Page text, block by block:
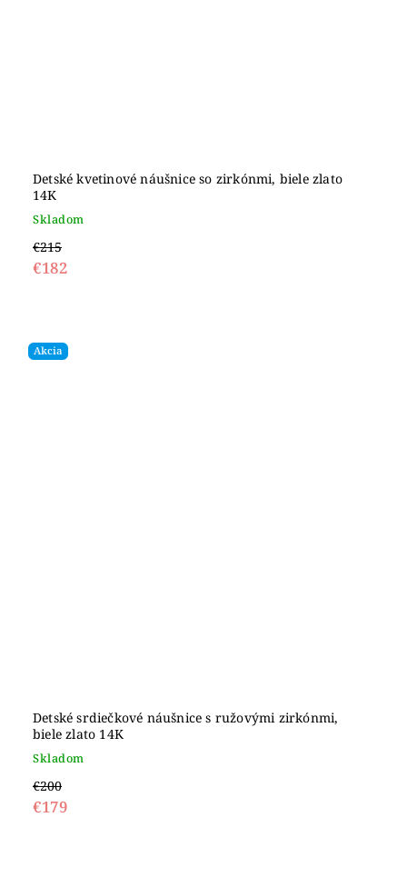
Detské kvetinové náušnice so zirkónmi, biele zlato
14K
Skladom
€215
€182
Akcia
Detské srdiečkové náušnice s ružovými zirkónmi,
biele zlato 14K
Skladom
€200
€179